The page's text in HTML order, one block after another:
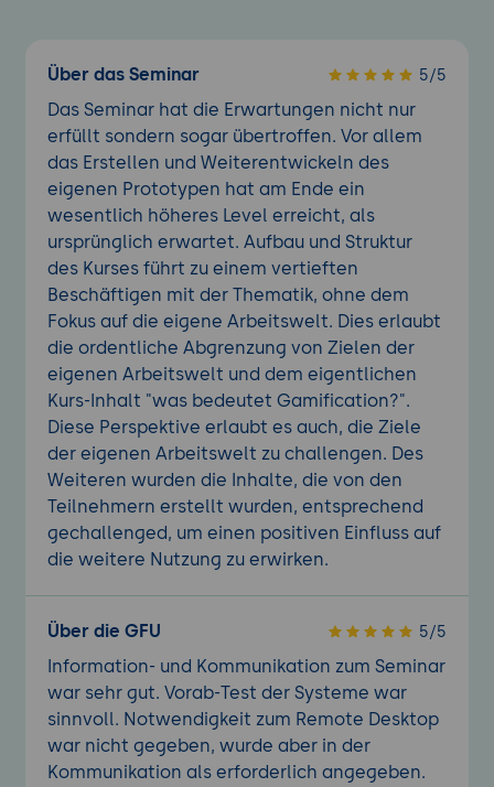
Über das Seminar 5/5
Das Seminar hat die Erwartungen nicht nur
erfüllt sondern sogar übertroffen. Vor allem
das Erstellen und Weiterentwickeln des
eigenen Prototypen hat am Ende ein
wesentlich höheres Level erreicht, als
ursprünglich erwartet. Aufbau und Struktur
des Kurses führt zu einem vertieften
Beschäftigen mit der Thematik, ohne dem
Fokus auf die eigene Arbeitswelt. Dies erlaubt
die ordentliche Abgrenzung von Zielen der
eigenen Arbeitswelt und dem eigentlichen
Kurs-Inhalt "was bedeutet Gamification?".
Diese Perspektive erlaubt es auch, die Ziele
der eigenen Arbeitswelt zu challengen. Des
Weiteren wurden die Inhalte, die von den
Teilnehmern erstellt wurden, entsprechend
gechallenged, um einen positiven Einfluss auf
die weitere Nutzung zu erwirken.
Über die GFU 5/5
Information- und Kommunikation zum Seminar
war sehr gut. Vorab-Test der Systeme war
sinnvoll. Notwendigkeit zum Remote Desktop
war nicht gegeben, wurde aber in der
Kommunikation als erforderlich angegeben.